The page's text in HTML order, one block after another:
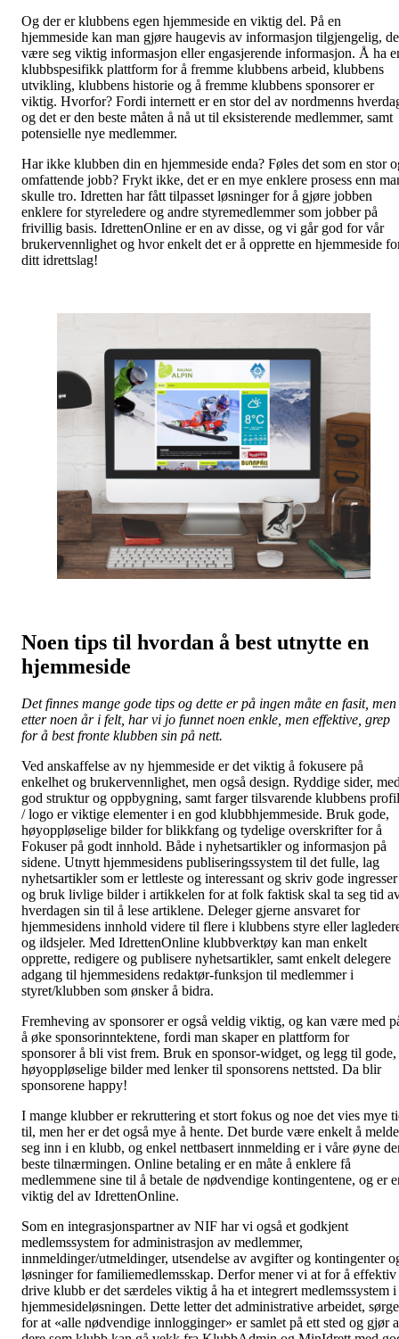
Og der er klubbens egen hjemmeside en viktig del. På en
hjemmeside kan man gjøre haugevis av informasjon tilgjengelig,
være seg viktig informasjon eller engasjerende informasjon. Å ha
klubbspesifikk plattform for å fremme klubbens arbeid, klubbens
utvikling, klubbens historie og å fremme klubbens sponsorer er
viktig. Hvorfor? Fordi internett er en stor del av nordmenns
og det er den beste måten å nå ut til eksisterende medlemmer, samt
potensielle nye medlemmer.
Har ikke klubben din en hjemmeside enda? Føles det som en stor
omfattende jobb? Frykt ikke, det er en mye enklere prosess enn
skulle tro. Idretten har fått tilpasset løsninger for å gjøre jobben
enklere for styreledere og andre styremedlemmer som jobber på
frivillig basis. IdrettenOnline er en av disse, og vi går god for vår
brukervennlighet og hvor enkelt det er å opprette en hjemmeside
ditt idrettslag!
Noen tips til hvordan å best utnytte en
hjemmeside
Det finnes mange gode tips og dette er på ingen måte en fasit, men
etter noen år i felt, har vi jo funnet noen enkle, men effektive, grep
for å best fronte klubben sin på nett.
Ved anskaffelse av ny hjemmeside er det viktig å fokusere på
enkelhet og brukervennlighet, men også design. Ryddige sider,
god struktur og oppbygning, samt farger tilsvarende klubbens profil
/ logo er viktige elementer i en god klubbhjemmeside. Bruk gode,
høyoppløselige bilder for blikkfang og tydelige overskrifter for å
Fokuser på godt innhold. Både i nyhetsartikler og informasjon på
sidene. Utnytt hjemmesidens publiseringssystem til det fulle, lag
nyhetsartikler som er lettleste og interessant og skriv gode ingresser
og bruk livlige bilder i artikkelen for at folk faktisk skal ta seg tid
hverdagen sin til å lese artiklene. Deleger gjerne ansvaret for
hjemmesidens innhold videre til flere i klubbens styre eller
og ildsjeler. Med IdrettenOnline klubbverktøy kan man enkelt
opprette, redigere og publisere nyhetsartikler, samt enkelt delegere
adgang til hjemmesidens redaktør-funksjon til medlemmer i
styret/klubben som ønsker å bidra.
Fremheving av sponsorer er også veldig viktig, og kan være med
å øke sponsorinntektene, fordi man skaper en plattform for
sponsorer å bli vist frem. Bruk en sponsor-widget, og legg til gode,
høyoppløselige bilder med lenker til sponsorens nettsted. Da blir
sponsorene happy!
I mange klubber er rekruttering et stort fokus og noe det vies mye
til, men her er det også mye å hente. Det burde være enkelt å melde
seg inn i en klubb, og enkel nettbasert innmelding er i våre øyne
beste tilnærmingen. Online betaling er en måte å enklere få
medlemmene sine til å betale de nødvendige kontingentene, og er
viktig del av IdrettenOnline.
Som en integrasjonspartner av NIF har vi også et godkjent
medlemssystem for administrasjon av medlemmer,
innmeldinger/utmeldinger, utsendelse av avgifter og kontingenter
løsninger for familiemedlemsskap. Derfor mener vi at for å effektiv
drive klubb er det særdeles viktig å ha et integrert medlemssystem i
hjemmesideløsningen. Dette letter det administrative arbeidet,
for at «alle nødvendige innlogginger» er samlet på ett sted og gjør